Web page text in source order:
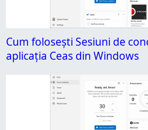
Cum folosești Sesiuni de
aplicația Ceas din Windows